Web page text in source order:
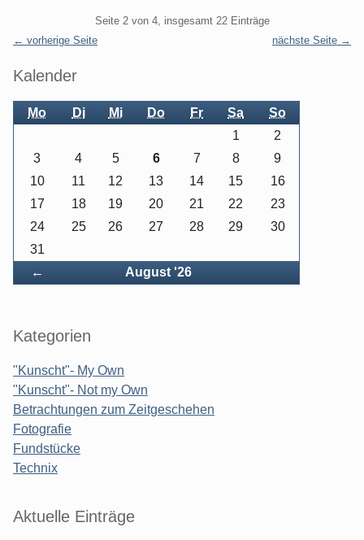
Seite 2 von 4, insgesamt 22 Einträge
← vorherige Seite
nächste Seite →
Seitenleiste
Kalender
Mo Di Mi Do Fr Sa So
← August '26
1
2
3
4 5 6 7 8
9
10
11 12 13 14 15
16
17
18 19 20 21 22
23
24
25 26 27 28 29
30
31
Kategorien
"Kunscht"- My Own
"Kunscht"- Not my Own
Betrachtungen zum Zeitgeschehen
Fotografie
Fundstücke
Technix
Aktuelle Einträge